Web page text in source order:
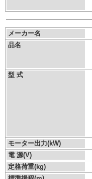
メーカー名
品名
型 式
モーター出力(kW)
電 源(V)
定格荷重(kg)